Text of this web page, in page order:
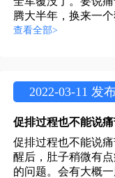
腾大半年，换来一个
查看全部>
2022-03-11 发
促排过程也不能说
醒后，肚子稍微有
的问题。会有大概